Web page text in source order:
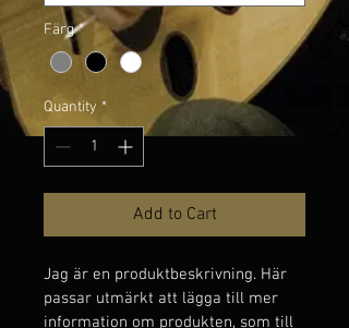
Färg *
Quantity *
Add to Cart
Jag är en produktbeskrivning. Här
passar utmärkt att lägga till mer
information om produkten, som till